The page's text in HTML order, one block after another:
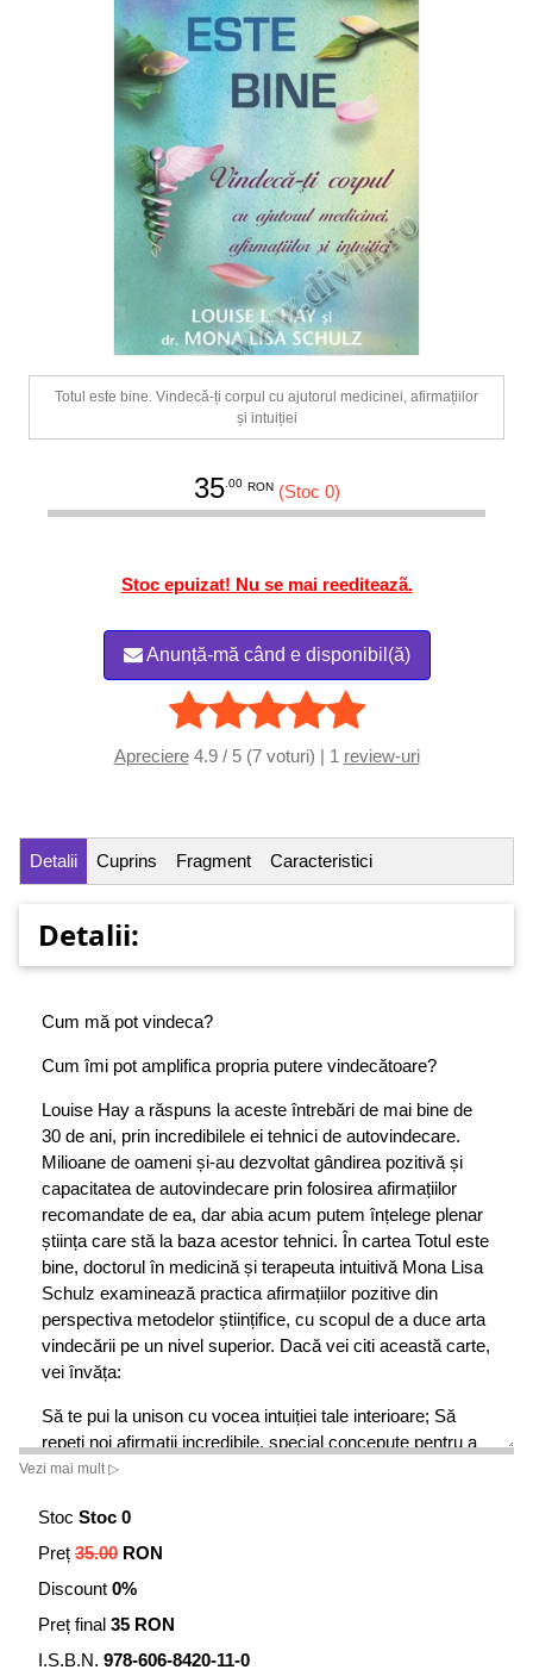
Totul este bine. Vindecă-ți corpul cu ajutorul medicinei, afirmațiilor
și intuiției
35.00 RON (Stoc 0)
Stoc epuizat! Nu se mai reediteazã.
Anunță-mă când e disponibil(ă)
Apreciere4.9 / 5 (7 voturi) | 1 review-uri
Detalii Cuprins Fragment Caracteristici
Detalii:
Cum mă pot vindeca?
Cum îmi pot amplifica propria putere vindecătoare?
Louise Hay a răspuns la aceste întrebări de mai bine de
30 de ani, prin incredibilele ei tehnici de autovindecare.
Milioane de oameni și-au dezvoltat gândirea pozitivă și
capacitatea de autovindecare prin folosirea afirmațiilor
recomandate de ea, dar abia acum putem înțelege plenar
știința care stă la baza acestor tehnici. În cartea Totul este
bine, doctorul în medicină și terapeuta intuitivă Mona Lisa
Schulz examinează practica afirmațiilor pozitive din
perspectiva metodelor științifice, cu scopul de a duce arta
vindecării pe un nivel superior. Dacă vei citi această carte,
vei învăța:
Să te pui la unison cu vocea intuiției tale interioare; Să
repeți noi afirmații incredibile, special concepute pentru a
te ajuta să îți rezolvi problemele de sănătate de care
emoționale, astfel încât acestea să nu se mai manifeste
prin dezechilibre la nivelul corpului fizic; Să combini
vei avea acces la numeroase povești de viață
inspiraționale, ale unor oameni care s-au confruntat cu
boala și care au reușit să se vindece prin terapiile
Vezi mai mult ▷
Stoc Stoc 0
Preț 35.00 RON
Discount 0%
Preț final 35 RON
I.S.B.N. 978-606-8420-11-0